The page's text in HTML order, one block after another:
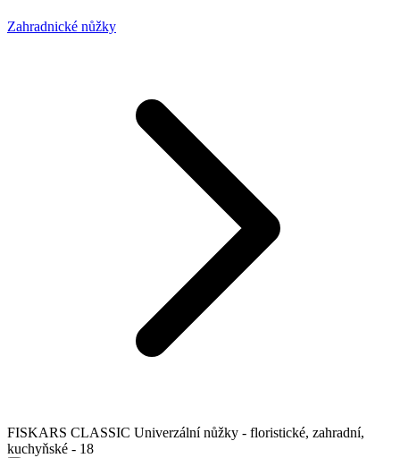
Zahradnické nůžky
FISKARS CLASSIC Univerzální nůžky - floristické, zahradní,
kuchyňské - 18